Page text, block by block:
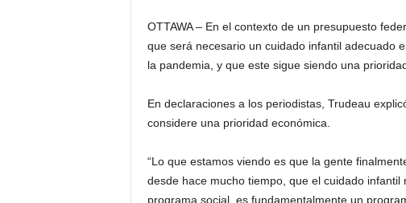
OTTAWA – En el contexto de un presupuesto
que será necesario un cuidado infantil adecuado
la pandemia, y que este sigue siendo una
En declaraciones a los periodistas, Trudeau
considere una prioridad económica.
“Lo que estamos viendo es que la gente
desde hace mucho tiempo, que el cuidado
programa social, es fundamentalmente un